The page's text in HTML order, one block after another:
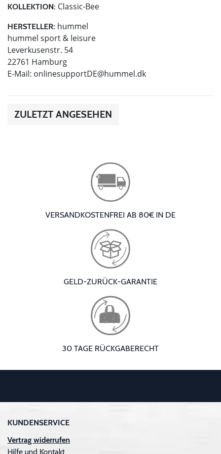
KOLLEKTION: Classic-Bee
HERSTELLER: hummel
hummel sport & leisure
Leverkusenstr. 54
22761 Hamburg
E-Mail: onlinesupportDE@hummel.dk
ZULETZT ANGESEHEN
VERSANDKOSTENFREI AB 80€ IN DE
GELD-ZURÜCK-GARANTIE
30 TAGE RÜCKGABERECHT
KUNDENSERVICE
Vertrag widerrufen
Hilfe und Kontakt